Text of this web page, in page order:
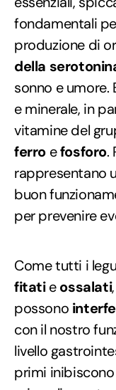
fondamentali
produzione di
della
sonno e umore.
e minerale, in
vitamine del
ferro efosforo.
rappresentano
buon
per prevenire
Come tutti i
fitatieossalati
possono
con il nostro
livello
primi